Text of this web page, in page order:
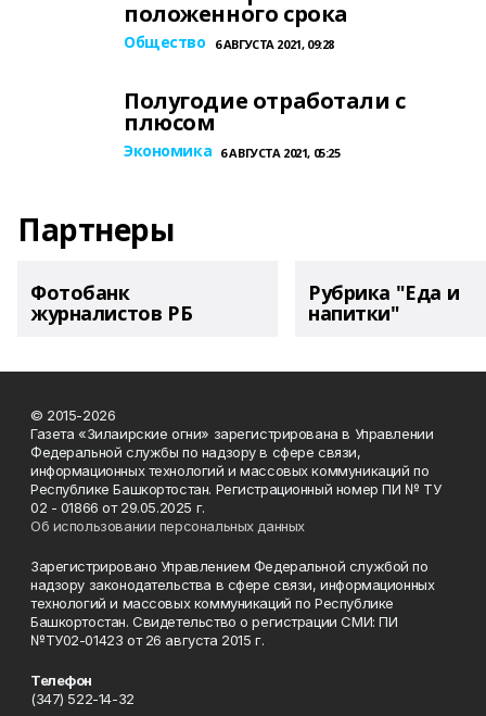
положенного срока
Общество 6 АВГУСТА 2021, 09:28
Полугодие отработали с
плюсом
Экономика 6 АВГУСТА 2021, 05:25
Партнеры
Фотобанк
журналистов РБ
Рубрика "Еда и
напитки"
© 2015-2026
Газета «Зилаирские огни» зарегистрирована в Управлении
Федеральной службы по надзору в сфере связи,
информационных технологий и массовых коммуникаций по
Республике Башкортостан. Регистрационный номер ПИ № ТУ
02 - 01866 от 29.05.2025 г.
Об использовании персональных данных
Зарегистрировано Управлением Федеральной службой по
надзору законодательства в сфере связи, информационных
технологий и массовых коммуникаций по Республике
Башкортостан. Свидетельство о регистрации СМИ: ПИ
№ТУ02-01423 от 26 августа 2015 г.
Телефон
(347) 522-14-32